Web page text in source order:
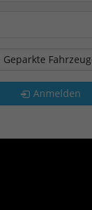
Geparkte
Anmelden